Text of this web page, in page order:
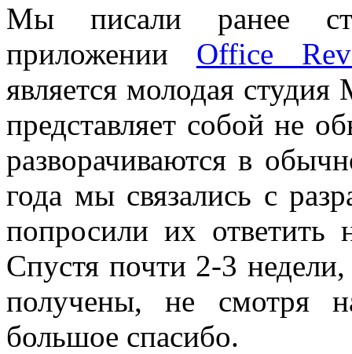
Мы писали ранее
приложении Office
является молодая
представляет собой не
разворачиваются в
года мы связались с
попросили их ответить
Спустя почти 2-3
получены, не смотря
большое спасибо.